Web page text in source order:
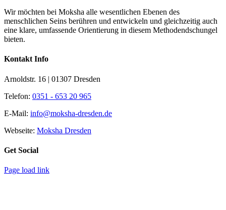
Wir möchten bei Moksha alle wesent­lichen Ebenen des
menschlichen Seins berühren und entwickeln und gleichzeitig auch
eine klare, umfassende Orientierung in diesem Methodendschungel
bieten.
Kontakt Info
Arnoldstr. 16 | 01307 Dresden
Telefon: 0351 - 653 20 965
E-Mail: info@moksha-dresden.de
Webseite: Moksha Dresden
Get Social
Page load link